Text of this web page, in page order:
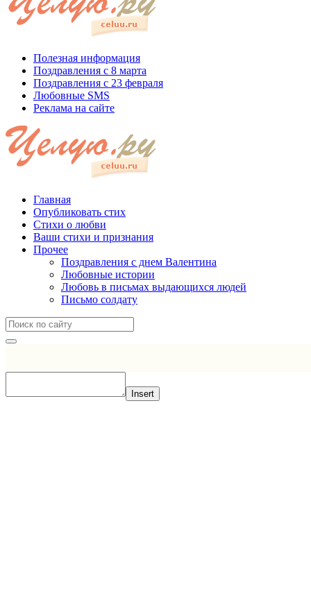
Полезная информация
Поздравления с 8 марта
Поздравления с 23 февраля
Любовные SMS
Реклама на сайте
Главная
Опубликовать стих
Стихи о любви
Ваши стихи и признания
Прочее
Поздравления с днем Валентина
Любовные истории
Любовь в письмах выдающихся людей
Письмо солдату
Insert